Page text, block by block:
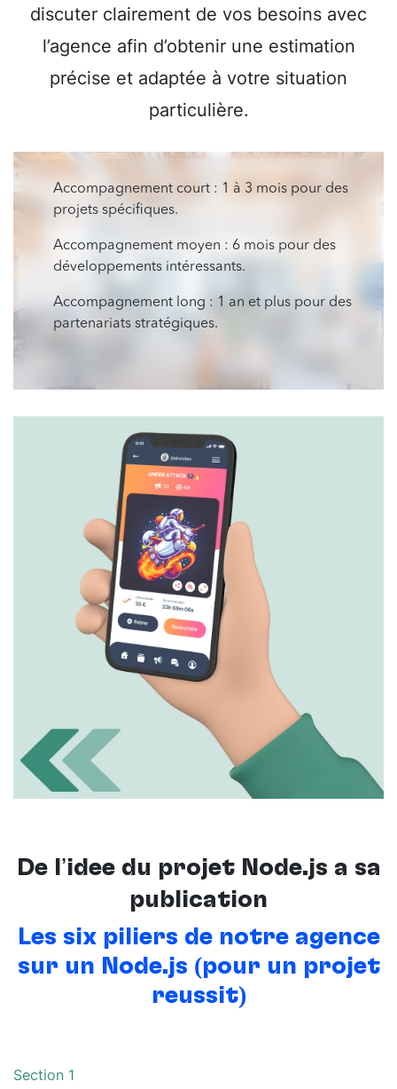
discuter clairement de vos besoins avec
l’agence afin d’obtenir une estimation
précise et adaptée à votre situation
particulière.
Accompagnement court : 1 à 3 mois pour des
projets spécifiques.
Accompagnement moyen : 6 mois pour des
développements intéressants.
Accompagnement long : 1 an et plus pour des
partenariats stratégiques.
De l’idée du projet Node.js à sa
publication
Les six piliers de notre agence
sur un Node.js (pour un projet
réussit)
Section 1